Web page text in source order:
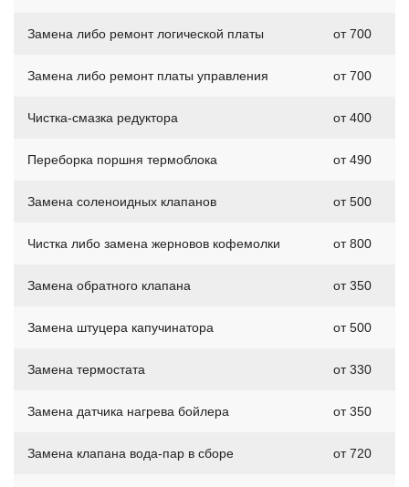
Замена либо ремонт логической платы от 700
Замена либо ремонт платы управления от 700
Чистка-смазка редуктора от 400
Переборка поршня термоблока от 490
Замена соленоидных клапанов от 500
Чистка либо замена жерновов кофемолки от 800
Замена обратного клапана от 350
Замена штуцера капучинатора от 500
Замена термостата от 330
Замена датчика нагрева бойлера от 350
Замена клапана вода-пар в сборе от 720